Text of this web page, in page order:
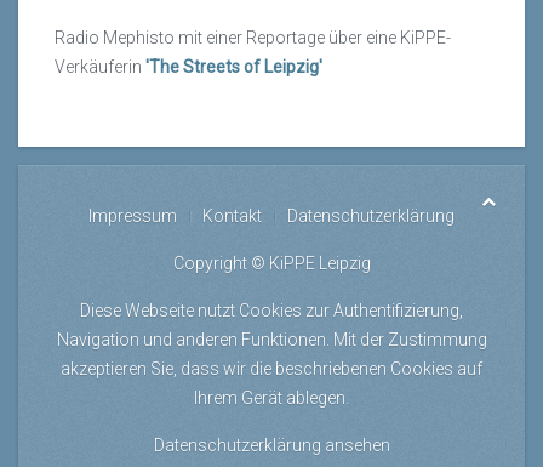
Radio Mephisto mit einer Reportage über eine KiPPE-
Verkäuferin 'The Streets of Leipzig'
Impressum Kontakt Datenschutzerklärung
Copyright © KiPPE Leipzig
Diese Webseite nutzt Cookies zur Authentifizierung,
Navigation und anderen Funktionen. Mit der Zustimmung
akzeptieren Sie, dass wir die beschriebenen Cookies auf
Ihrem Gerät ablegen.
Datenschutzerklärung ansehen